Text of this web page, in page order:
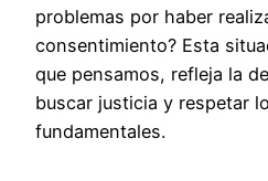
problemas por haber
consentimiento? Esta
que pensamos, refleja la
buscar justicia y respetar
fundamentales.